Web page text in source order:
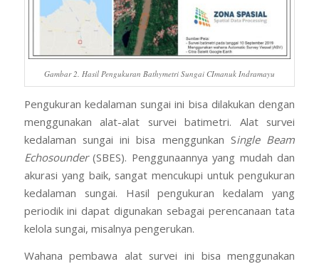
Gambar 2. Hasil Pengukuran Bathymetri Sungai CImanuk Indramayu
Pengukuran kedalaman sungai ini bisa dilakukan dengan
menggunakan alat-alat survei batimetri. Alat survei
kedalaman sungai ini bisa menggunkan Single Beam
Echosounder(SBES). Penggunaannya yang mudah dan
akurasi yang baik, sangat mencukupi untuk pengukuran
kedalaman sungai. Hasil pengukuran kedalam yang
periodik ini dapat digunakan sebagai perencanaan tata
kelola sungai, misalnya pengerukan.
Wahana pembawa alat survei ini bisa menggunakan